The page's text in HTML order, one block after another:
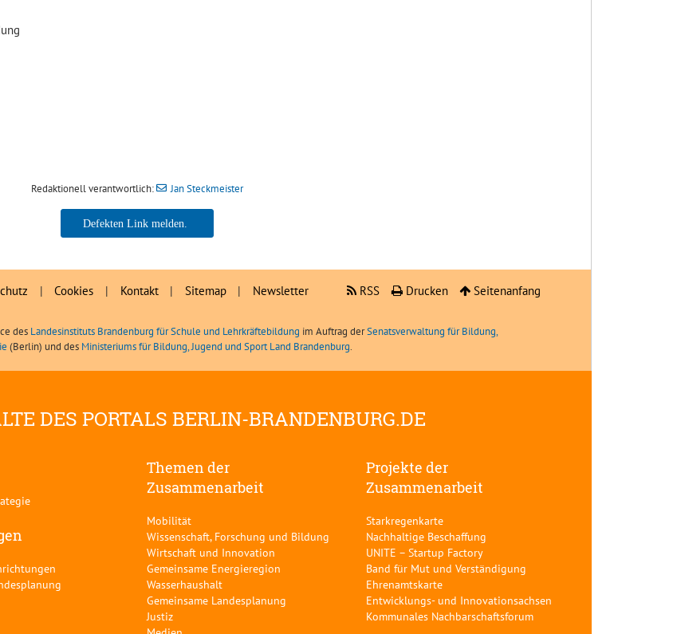
Redaktionell verantwortlich: Jan Steckmeister
Jan Steckmeister
| Cookies | Kontakt | Sitemap | Newsletter RSS Drucken Seitenanfang
des Landesinstituts Brandenburg für Schule und Lehrkräftebildung im Auftrag derSenatsverwaltung für Bildung,
(Berlin) und des Ministeriums für Bildung, Jugend und Sport Land Brandenburg.
DES PORTALS BERLIN-BRANDENBURG.DE
Themen der
Zusammenarbeit
Mobilität
Wissenschaft, Forschung und Bildung
Wirtschaft und Innovation
Gemeinsame Energieregion
Wasserhaushalt
Gemeinsame Landesplanung
Justiz
Projekte der
Zusammenarbeit
Starkregenkarte
Nachhaltige Beschaffung
UNITE – Startup Factory
Band für Mut und Verständigung
Ehrenamtskarte
Entwicklungs- und Innovationsachsen
Kommunales Nachbarschaftsforum